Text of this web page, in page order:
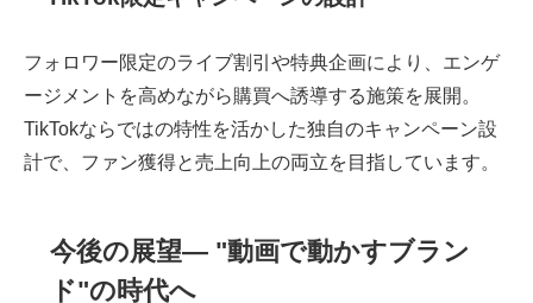
フォロワー限定のライブ割引や特典企画により、エンゲ
ージメントを高めながら購買へ誘導する施策を展開。
TikTokならではの特性を活かした独自のキャンペーン設
計で、ファン獲得と売上向上の両立を目指しています。
今後の展望― "動画で動かすブラン
ド"の時代へ